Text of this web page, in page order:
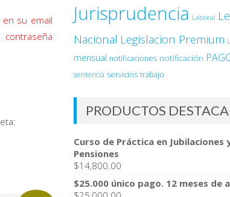
en su email
Jurisprudencia Laboral
Nacional Legislacion Premium
mensual notificaciones notificación
sentencia servicios trabajo
PRODUCTOS
Curso de Práctica en Jubilaciones
Pensiones
$14,800.00
$25.000 único pago. 12 meses de